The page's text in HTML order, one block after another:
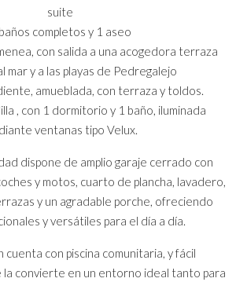
suite
completos y 1 aseo
con salida a una acogedora terraza
mar y a las playas de Pedregalejo
amueblada, con terraza y toldos.
, con 1 dormitorio y 1 baño, iluminada
ventanas tipo Velux.
dispone de amplio garaje cerrado con
y motos, cuarto de plancha, lavadero,
y un agradable porche, ofreciendo
y versátiles para el día a día.
cuenta con piscina comunitaria, y fácil
la convierte en un entorno ideal tanto para